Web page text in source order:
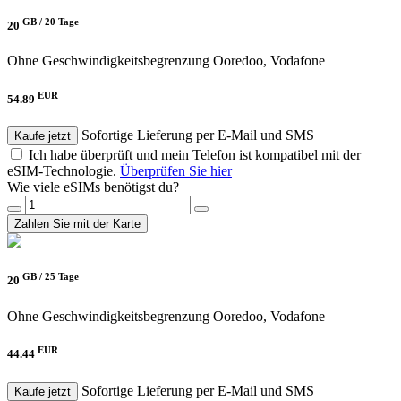
20 GB / 20 Tage
Ohne Geschwindigkeitsbegrenzung Ooredoo, Vodafone
54.89 EUR
Kaufe jetzt
Sofortige Lieferung per E-Mail und SMS
Ich habe überprüft und mein Telefon ist kompatibel mit der
eSIM-Technologie. Überprüfen Sie hier
Wie viele eSIMs benötigst du?
Zahlen Sie mit der Karte
20 GB / 25 Tage
Ohne Geschwindigkeitsbegrenzung Ooredoo, Vodafone
44.44 EUR
Kaufe jetzt
Sofortige Lieferung per E-Mail und SMS